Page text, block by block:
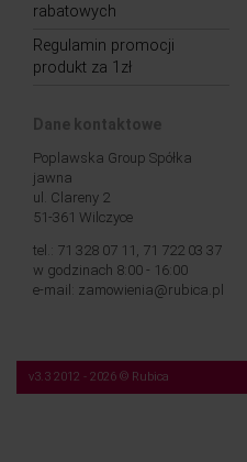
rabatowych
Regulamin promocji
produkt za 1zł
Dane kontaktowe
Poplawska Group Spółka
jawna
ul. Clareny 2
51-361 Wilczyce
tel.: 71 328 07 11, 71 722 03 37
w godzinach 8:00 - 16:00
e-mail: zamowienia@rubica.pl
v3.3 2012 - 2026 © Rubica